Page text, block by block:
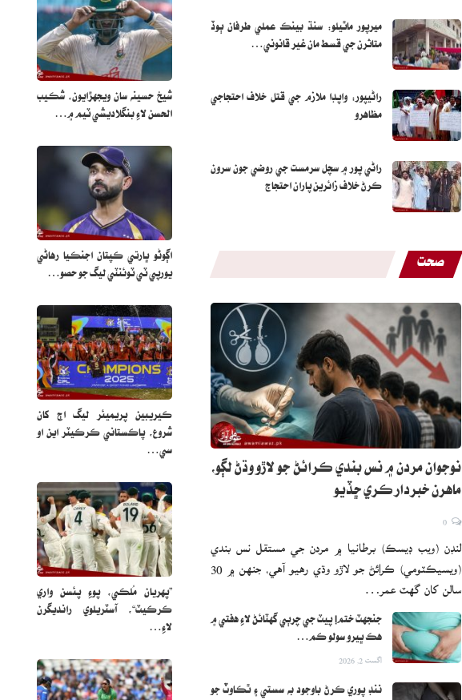
شيخ حسينه سان ويجهڙايون، شڪيب
الحسن لاءِ بنگلاديشي ٽيم ۾…
اڳوڻو ڀارتي ڪپتان اجنڪيا رهاڻي
يورپي ٽي ٽوئنٽي ليگ جو حصو…
ڪيريبين پريميئر ليگ اڄ کان
شروع، پاڪستاني ڪرڪيٽر اين او
سي…
”پهريان مُلڪي، پوءِ پئسن واري
ڪرڪيٽ“، آسٽريلوي رانديگرن
لاءِ…
ميرپور ماٿيلو: سنڌ بينڪ عملي طرفان ٻوڏ
متاثرن جي قسط مان غير قانوني…
راڻيپور: واپڊا ملازم جي قتل خلاف احتجاجي
مظاهرو
راڻي پور ۾ سچل سرمست جي روضي جون سرون
ڪرڻ خلاف زائرين پاران احتجاج
صحت
نوجوان مردن ۾ نس بندي ڪرائڻ جو لاڙو وڌڻ لڳو،
ماهرن خبردار ڪري ڇڏيو
لنڊن (ويب ڊيسڪ) برطانيا ۾ مردن جي مستقل نس بندي
سالن کان گهٽ عمر…
جنجهٽ ختم! پيٽ جي چرٻي گهٽائڻ لاءِ هفتي ۾
هڪ ڀيرو سولو ڪم…
اگست 2, 2026
ننڊ پوري ڪرڻ باوجود به سستي ۽ ٿڪاوٽ جو